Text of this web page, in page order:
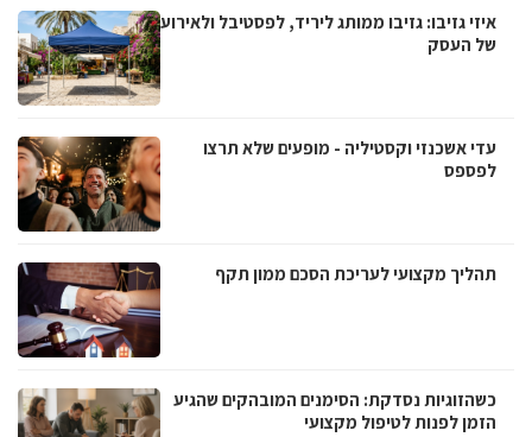
איזי גזיבו: גזיבו ממותג ליריד, לפסטיבל ולאירוע
של העסק
עדי אשכנזי וקסטיליה - מופעים שלא תרצו
לפספס
תהליך מקצועי לעריכת הסכם ממון תקף
כשהזוגיות נסדקת: הסימנים המובהקים שהגיע
הזמן לפנות לטיפול מקצועי